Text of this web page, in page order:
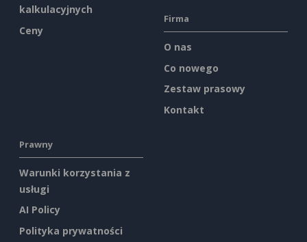
kalkulacyjnych
Ceny
Firma
O nas
Co nowego
Zestaw prasowy
Kontakt
Prawny
Warunki korzystania z
usługi
AI Policy
Polityka prywatności